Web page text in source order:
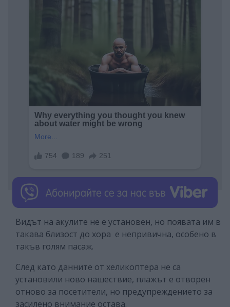
Видът на акулите не е установен, но появата им в
такава близост до хора е непривична, особено в
такъв голям пасаж.
След като данните от хеликоптера не са
установили ново нашествие, плажът е отворен
отново за посетители, но предупреждението за
засилено внимание остава.